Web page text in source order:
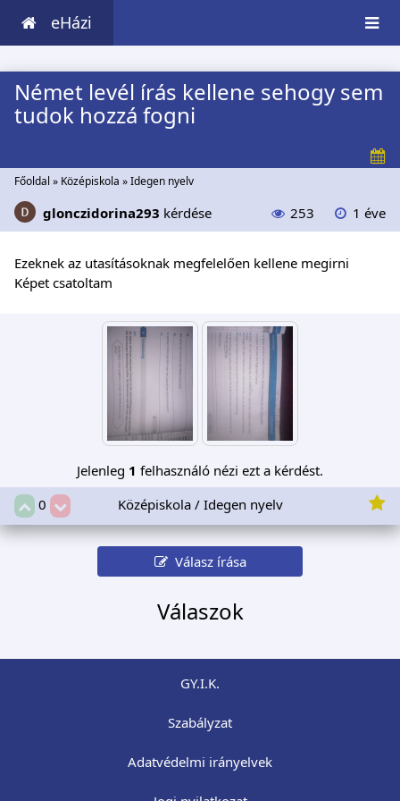
eHázi
Német levél írás kellene sehogy sem
tudok hozzá fogni
Főoldal » Középiskola »Idegen nyelv
glonczidorina293 kérdése 253 1 éve
Ezeknek az utasításoknak megfelelően kellene megirni
Képet csatoltam
Jelenleg 1 felhasználó nézi ezt a kérdést.
0
Középiskola / Idegen nyelv
Válasz írása
Válaszok
GY.I.K.
Szabályzat
Adatvédelmi irányelvek